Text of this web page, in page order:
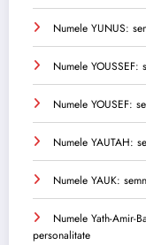
Numele YUNUS:
Numele
Numele YOUSEF:
Numele YAUTAH:
Numele YAUK:
Numele Yath-Amir-
personalitate